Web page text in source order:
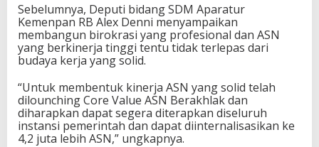
Sebelumnya, Deputi bidang SDM Aparatur
Kemenpan RB Alex Denni menyampaikan
membangun birokrasi yang profesional dan ASN
yang berkinerja tinggi tentu tidak terlepas dari
budaya kerja yang solid.
“Untuk membentuk kinerja ASN yang solid telah
dilounching Core Value ASN Berakhlak dan
diharapkan dapat segera diterapkan diseluruh
instansi pemerintah dan dapat diinternalisasikan ke
4,2 juta lebih ASN,” ungkapnya.